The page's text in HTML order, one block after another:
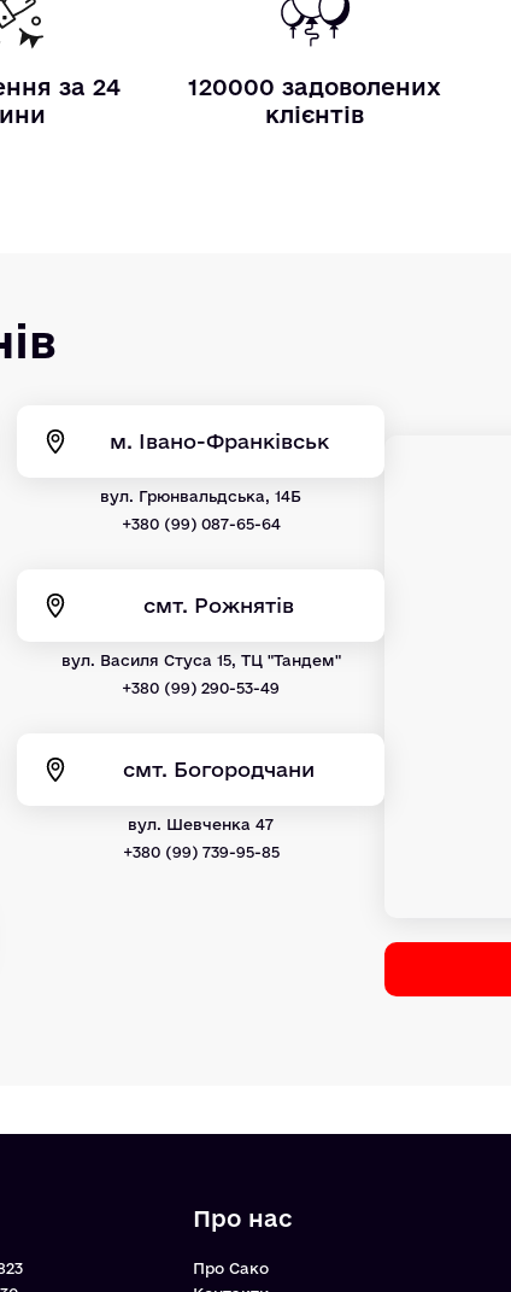
за 24
120000 задоволених
клієнтів
м. Івано-Франківськ
вул. Грюнвальдська, 14Б
+380 (99) 087-65-64
смт. Рожнятів
вул. Василя Стуса 15, ТЦ "Тандем"
+380 (99) 290-53-49
смт. Богородчани
вул. Шевченка 47
+380 (99) 739-95-85
Про нас
Про Сако